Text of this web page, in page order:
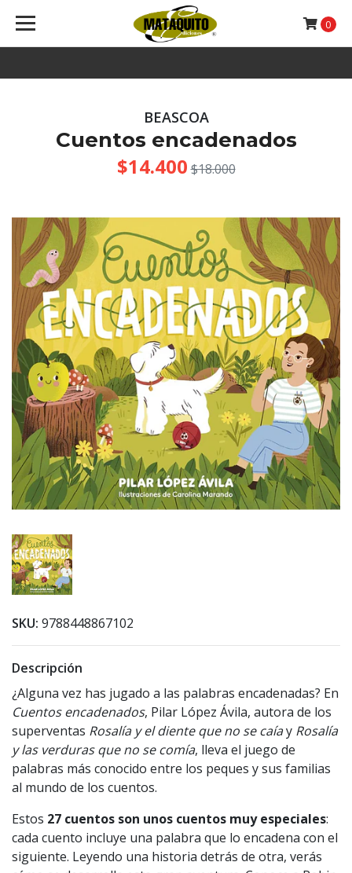
0
BEASCOA
Cuentos encadenados
$14.400 $18.000
SKU: 9788448867102
Descripción
¿Alguna vez has jugado a las palabras encadenadas? En
Cuentos encadenados, Pilar López Ávila, autora de los
superventas Rosalía y el diente que no se caíay Rosalía
y las verduras que no se comía, lleva el juego de
palabras más conocido entre los peques y sus familias
al mundo de los cuentos.
Estos 27 cuentos son unos cuentos muy especiales:
cada cuento incluye una palabra que lo encadena con el
siguiente. Leyendo una historia detrás de otra, verás